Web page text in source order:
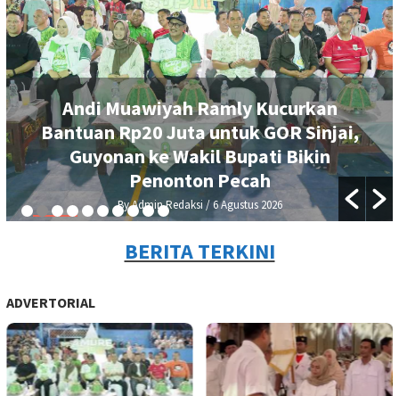
Ukir Sejarah di Kabupaten Sinjai,
Sosok Bupati Perempuan Pertama
Sinjai Resmi Pimpin Gerindra
By Admin Redaksi/ 5 Agustus 2026
BERITA TERKINI
ADVERTORIAL